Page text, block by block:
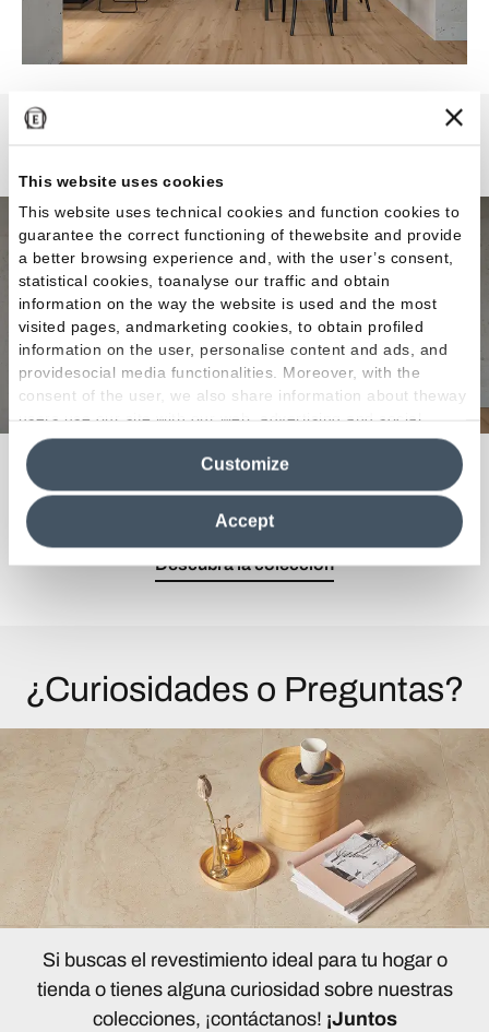
This website uses cookies
This website uses technical cookies and function cookies to
guarantee the correct functioning of thewebsite and provide
a better browsing experience and, with the user’s consent,
statistical cookies, toanalyse our traffic and obtain
information on the way the website is used and the most
visited pages, andmarketing cookies, to obtain profiled
information on the user, personalise content and ads, and
providesocial media functionalities. Moreover, with the
consent of the user, we also share information about theway
users use our site with our web, advertising and social
media analytics partners, who may combine itwith other
information in their possession. By closing this banner,
clicking on "Reject", it will be possible tocontinue browsing
the site after installing only technical cookies. For more
information see the
Cookie Policy
Accept
Customize
El redescubrimiento del estilo natural, base del
diseño contemporáneo.
Descubra la colección
¿Curiosidades o Preguntas?
Si buscas el revestimiento ideal para tu hogar o
tienda o tienes alguna curiosidad sobre nuestras
colecciones, ¡contáctanos! ¡Juntos